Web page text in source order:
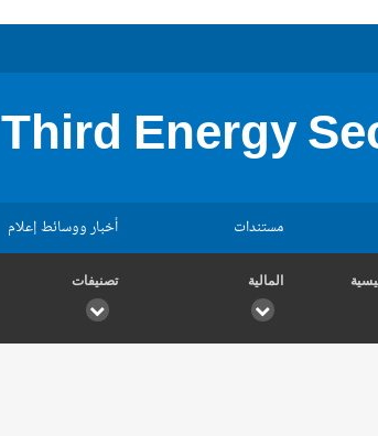
Third Energy
مستندات أخبار ووسائط إعلام
المالية تصنيفات